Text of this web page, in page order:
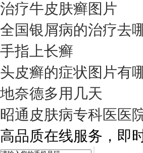
治疗牛皮肤癣图片
全国银屑病的治疗去
手指上长癣
头皮癣的症状图片有
地奈德多用几天
昭通皮肤病专科医医
高品质在线服务，即